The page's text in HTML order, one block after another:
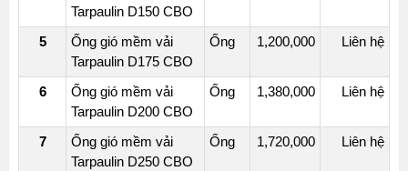
Tarpaulin D150 CBO
5
Ống gió mềm vải
Tarpaulin D175 CBO
Ống 1,200,000 Liên hệ
6
Ống gió mềm vải
Tarpaulin D200 CBO
Ống 1,380,000 Liên hệ
7
Ống gió mềm vải
Tarpaulin D250 CBO
Ống 1,720,000 Liên hệ